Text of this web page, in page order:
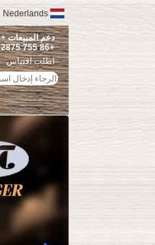
Nederlands
دعم المبيعات +86 755 2875 0512
+86 755 2875 0513
اطلب اقتباس